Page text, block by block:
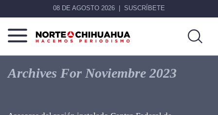
08 DE AGOSTO 2026 SUSCRÍBETE
Norte
De
Chihuahua
Más
que
noticias,
Archives For Noviembre 2023